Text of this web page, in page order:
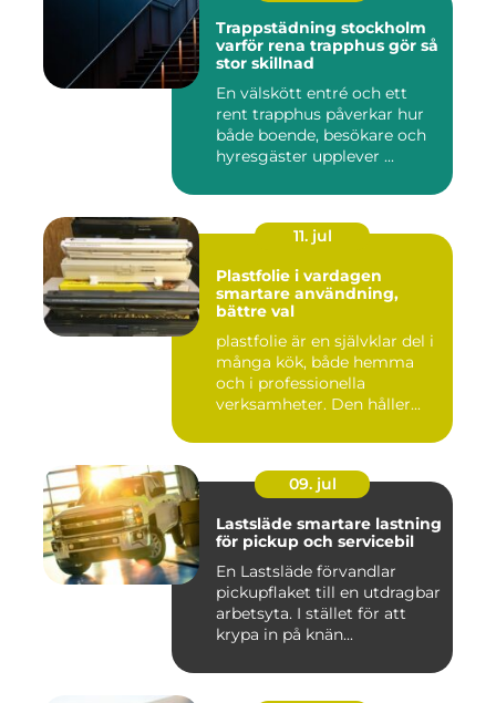
Trappstädning stockholm
varför rena trapphus gör så
stor skillnad
En välskött entré och ett
rent trapphus påverkar hur
både boende, besökare och
hyresgäster upplever ...
11. jul
Plastfolie i vardagen
smartare användning,
bättre val
plastfolie är en självklar del i
många kök, både hemma
och i professionella
verksamheter. Den håller...
09. jul
Lastsläde smartare lastning
för pickup och servicebil
En Lastsläde förvandlar
pickupflaket till en utdragbar
arbetsyta. I stället för att
krypa in på knän...